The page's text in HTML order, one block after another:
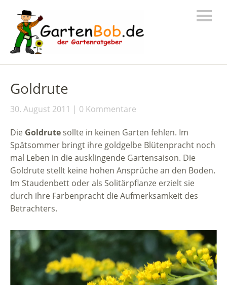
Goldrute
30. August 2011 0 Kommentare
Die Goldrute sollte in keinen Garten fehlen. Im
Spätsommer bringt ihre goldgelbe Blütenpracht noch
mal Leben in die ausklingende Gartensaison. Die
Goldrute stellt keine hohen Ansprüche an den Boden.
Im Staudenbett oder als Solitärpflanze erzielt sie
durch ihre Farbenpracht die Aufmerksamkeit des
Betrachters.